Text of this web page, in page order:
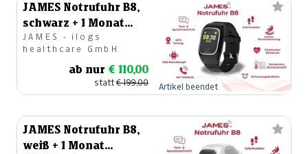
JAMES Notrufuhr B8,
schwarz + 1 Monat
Basistarif
JAMES - ilogs
healthcare GmbH
ab nur € 110,00
statt€ 199,00 Artikel beendet
JAMES Notrufuhr B8,
weiß + 1 Monat